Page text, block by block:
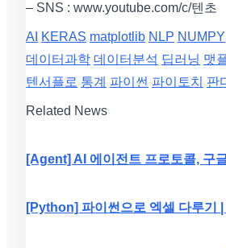
– SNS : www.youtube.com/c/텐초
AI KERAS matplotlib NLP NUMPY
데이터과학 데이터분석 딥러닝 맷
텐서플로 통계 파이썬 파이토치 판
Related News
[Agent] AI 에이전트 프로토콜, 구
[Python] 파이썬으로 엑셀 다루기